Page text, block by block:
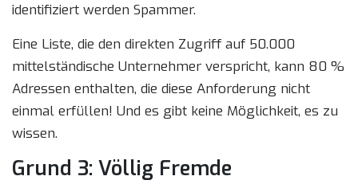
identifiziert werden Spammer.
Eine Liste, die den direkten Zugriff auf 50.000
mittelständische Unternehmer verspricht, kann 80 %
Adressen enthalten, die diese Anforderung nicht
einmal erfüllen! Und es gibt keine Möglichkeit, es zu
wissen.
Grund 3: Völlig Fremde